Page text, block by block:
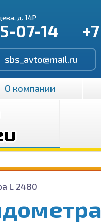
д. 14Р
07-14
sbs_avto@mail.ru
О компании
L 2480